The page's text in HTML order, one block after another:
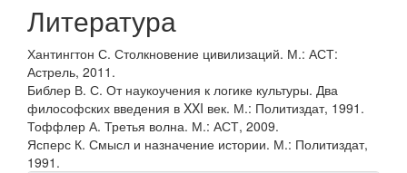
Литература
Хантингтон С. Столкновение цивилизаций. М.: АСТ:
Астрель, 2011.
Библер В. С. От наукоучения к логике культуры. Два
философских введения в XXI век. М.: Политиздат, 1991.
Тоффлер А. Третья волна. М.: АСТ, 2009.
Ясперс К. Смысл и назначение истории. М.: Политиздат,
1991.